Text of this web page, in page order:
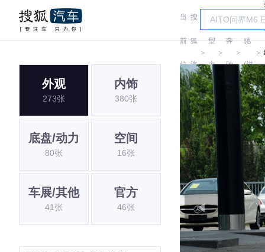
当
前
位
置:
搜
狐
汽
车
＞
车
型
大
全
＞
奔
驰
＞
奔
驰
(进
口)
＞
外观
273张
内饰
380张
底盘/动力
80张
空间
16张
车展/其他
41张
官方
46张